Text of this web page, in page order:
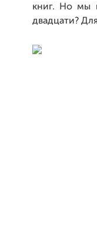
книг. Но мы
двадцати?